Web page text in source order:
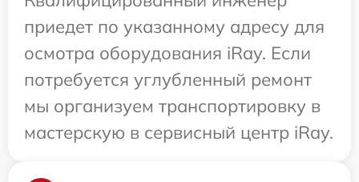
приедет по указанному адресу для
осмотра оборудования iRay. Если
потребуется углубленный ремонт
мы организуем транспортировку в
мастерскую в сервисный центр iRay.